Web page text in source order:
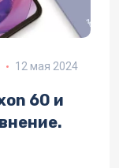
12 мая 2024
60 и